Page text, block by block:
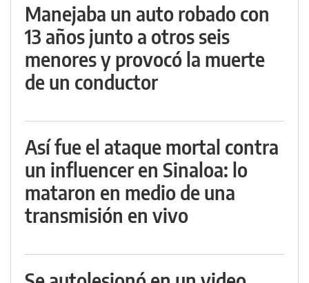
Manejaba un auto robado con
13 años junto a otros seis
menores y provocó la muerte
de un conductor
Así fue el ataque mortal contra
un influencer en Sinaloa: lo
mataron en medio de una
transmisión en vivo